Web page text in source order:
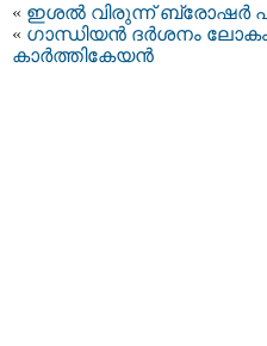
« ഇശല്‍ വിരുന്ന് ബ്രോഷര്‍
« ഗാന്ധിയന്‍ ദര്‍ശനം
കാര്‍ത്തികേയന്‍